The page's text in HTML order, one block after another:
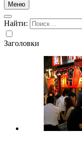
Меню
Найти:
Заголовки